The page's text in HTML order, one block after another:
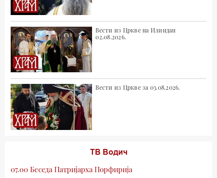
Вести из Цркве на Илиндан
02.08.2026.
Вести из Цркве за 03.08.2026.
ТВ Водич
07.00 Беседа Патријарха Порфирија